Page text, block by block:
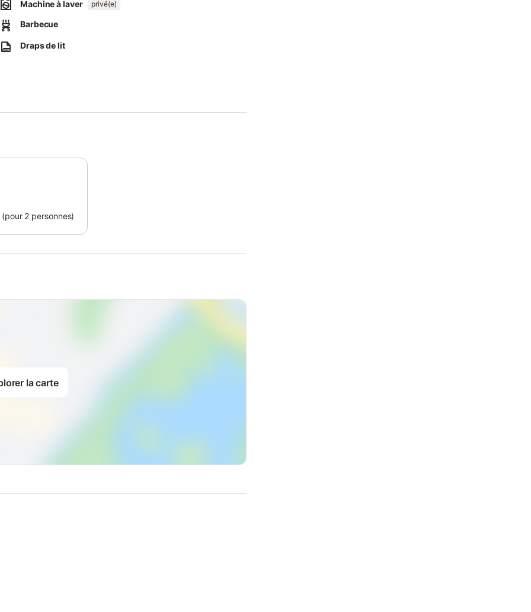
les déchets, plus d'informations sont fournies
Machine à laver privé(e)
Barbecue
Draps de lit
2 personnes)
la carte